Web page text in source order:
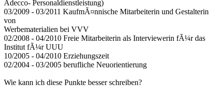
Adecco- Personaldienstleistung)
03/2009 - 03/2011 KaufmÃ¤nnische Mitarbeiterin und Gestalterin
von
Werbematerialien bei VVV
02/2008 - 04/2010 Freie Mitarbeiterin als Interviewerin fÃ¼r das
Institut fÃ¼r UUU
10/2005 - 04/2010 Erziehungszeit
02/2004 - 03/2005 berufliche Neuorientierung
Wie kann ich diese Punkte besser schreiben?